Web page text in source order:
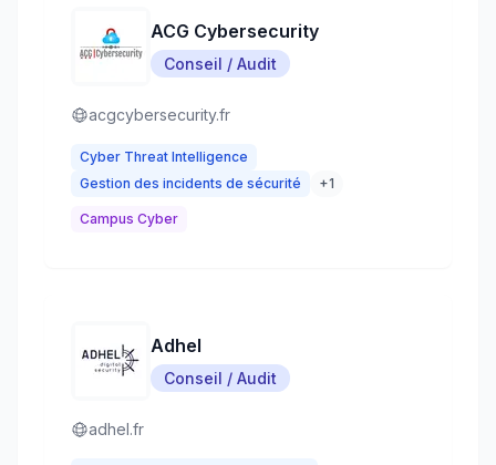
ACG Cybersecurity
Conseil / Audit
acgcybersecurity.fr
Cyber Threat Intelligence
Gestion des incidents de sécurité
+1
Campus Cyber
Adhel
Conseil / Audit
adhel.fr